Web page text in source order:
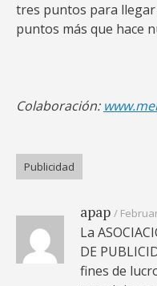
tres puntos para
puntos más que hace
Colaboración:
Publicidad
apap
La
DE
fines de